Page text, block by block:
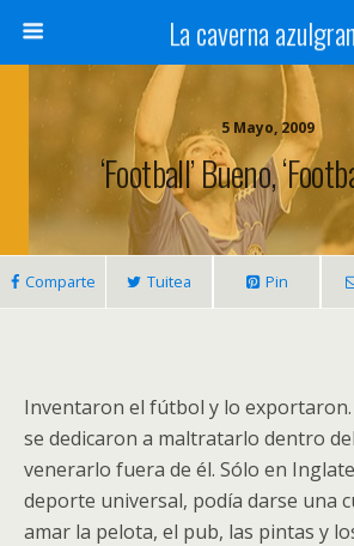
La caverna
5 Mayo, 2009
‘Football’ Bueno,
Comparte Tuitea Pin
Inventaron el fútbol y lo exportaron.
se dedicaron a maltratarlo dentro
venerarlo fuera de él. Sólo en
deporte universal, podía darse una
amar la pelota, el pub, las pintas y